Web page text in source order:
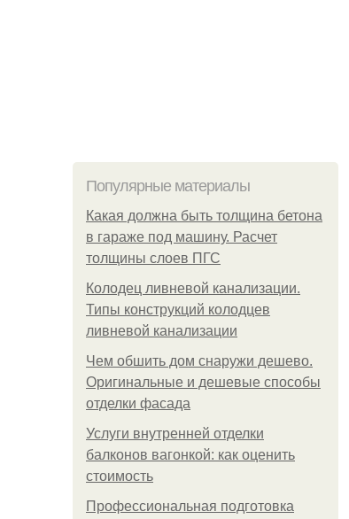
Популярные материалы
Какая должна быть толщина бетона
в гараже под машину. Расчет
толщины слоев ПГС
Колодец ливневой канализации.
Типы конструкций колодцев
ливневой канализации
Чем обшить дом снаружи дешево.
Оригинальные и дешевые способы
отделки фасада
Услуги внутренней отделки
балконов вагонкой: как оценить
стоимость
Профессиональная подготовка